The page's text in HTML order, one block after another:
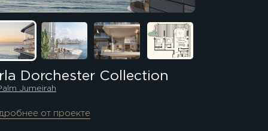
Dorchester Collection
Jumeirah
от проекте